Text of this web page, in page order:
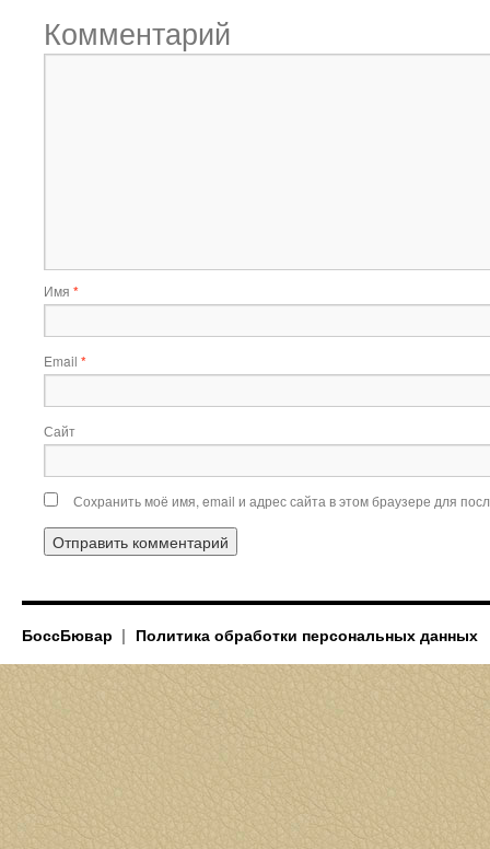
Комментарий
Имя *
Email *
Сайт
Сохранить моё имя, email и адрес сайта в этом браузере для
БоссБювар Политика обработки персональных данных